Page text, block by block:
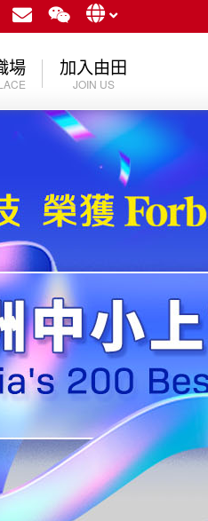
場 加入由田
JOIN US